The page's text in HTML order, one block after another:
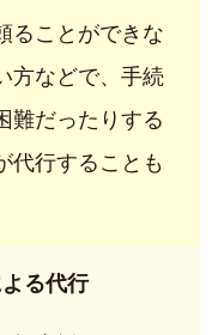
ることができな
方などで、手続
難だったりする
代行することも
る代行